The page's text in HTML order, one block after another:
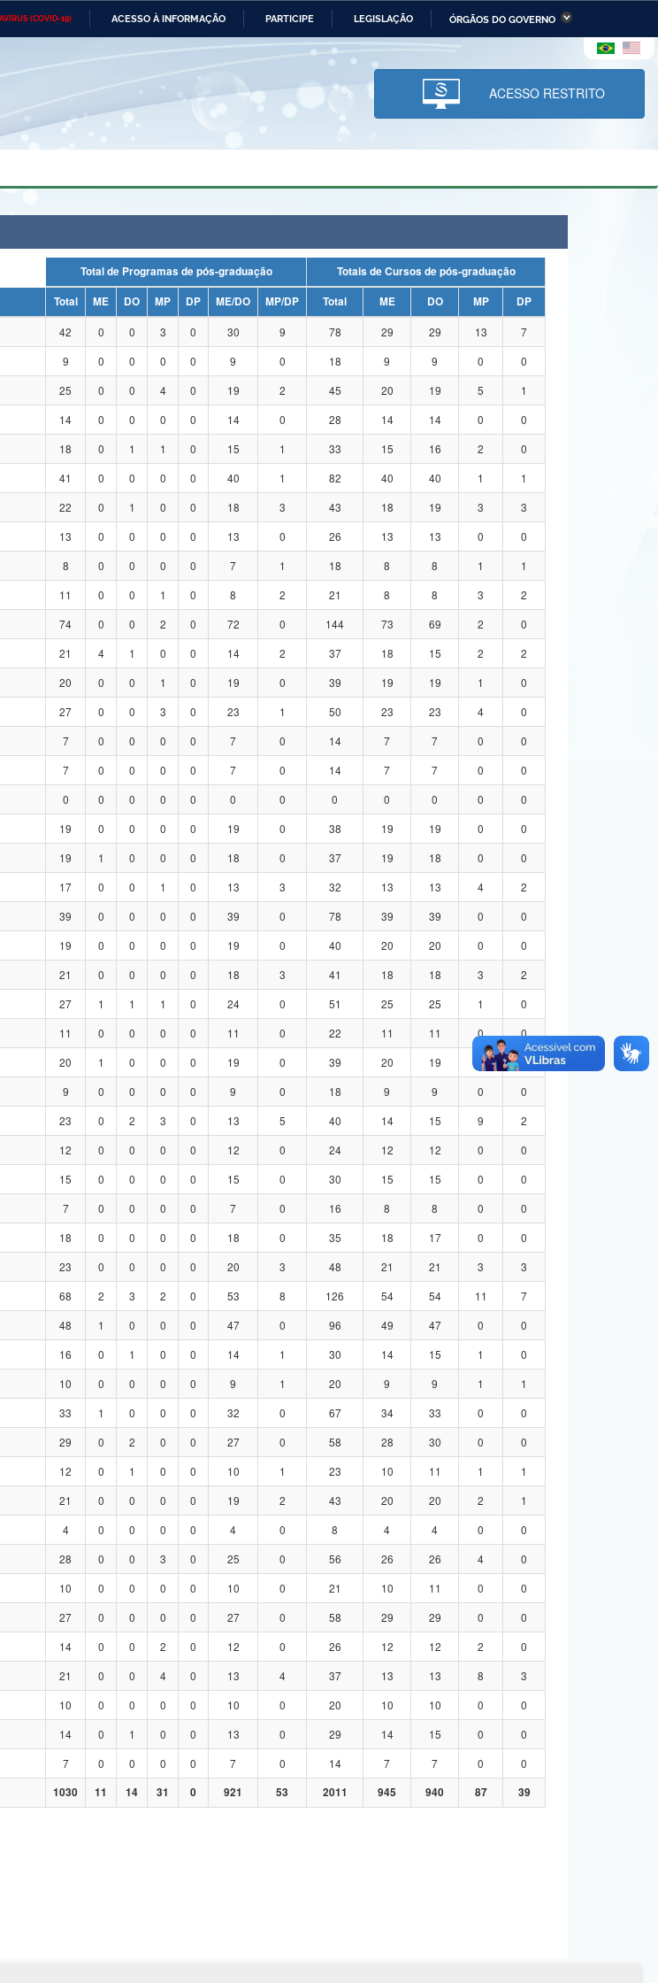
(COVID-19) ACESSO À INFORMAÇÃO PARTICIPE LEGISLAÇÃO ÓRGÃOS DO GOVERNO
Ministério das Relações Ministério da Economia Ministério da Infraestrutura
Ministério da Ciência,
Tecnologia, Inovações e
Comunicações
e dos Direitos Humanos
Banco Central do Brasil Planalto
ACESSO RESTRITO
Total de Programas de pós-graduação
Totais de Cursos de pós-graduação
Total ME DO MP DP ME/DO MP/DP Total ME DO MP
DP
42 0 0 3 0 30 9 78 29 29 13
7
9 0 0 0 0 9 0 18 9 9 0
0
25 0 0 4 0 19 2 45 20 19 5
1
14 0 0 0 0 14 0 28 14 14 0
0
18 0 1 1 0 15 1 33 15 16 2
0
41 0 0 0 0 40 1 82 40 40 1
1
22 0 1 0 0 18 3 43 18 19 3
3
13 0 0 0 0 13 0 26 13 13 0
0
8 0 0 0 0 7 1 18 8 8 1
1
11 0 0 1 0 8 2 21 8 8 3
2
74 0 0 2 0 72 0 144 73 69 2
0
21 4 1 0 0 14 2 37 18 15 2
2
20 0 0 1 0 19 0 39 19 19 1
0
27 0 0 3 0 23 1 50 23 23 4
0
7 0 0 0 0 7 0 14 7 7 0
0
7 0 0 0 0 7 0 14 7 7 0
0
0 0 0 0 0 0 0 0 0 0 0
0
19 0 0 0 0 19 0 38 19 19 0
0
19 1 0 0 0 18 0 37 19 18 0
0
17 0 0 1 0 13 3 32 13 13 4
2
39 0 0 0 0 39 0 78 39 39 0
0
19 0 0 0 0 19 0 40 20 20 0
0
21 0 0 0 0 18 3 41 18 18 3
2
27 1 1 1 0 24 0 51 25 25 1
0
11 0 0 0 0 11 0 22 11 11 0
0
20 1 0 0 0 19 0 39 20 19 0
0
9 0 0 0 0 9 0 18 9 9 0
0
23 0 2 3 0 13 5 40 14 15 9
2
12 0 0 0 0 12 0 24 12 12 0
0
15 0 0 0 0 15 0 30 15 15 0
0
7 0 0 0 0 7 0 16 8 8 0
0
18 0 0 0 0 18 0 35 18 17 0
0
23 0 0 0 0 20 3 48 21 21 3
3
68 2 3 2 0 53 8 126 54 54 11
7
48 1 0 0 0 47 0 96 49 47 0
0
16 0 1 0 0 14 1 30 14 15 1
0
10 0 0 0 0 9 1 20 9 9 1
1
33 1 0 0 0 32 0 67 34 33 0
0
29 0 2 0 0 27 0 58 28 30 0
0
12 0 1 0 0 10 1 23 10 11 1
1
21 0 0 0 0 19 2 43 20 20 2
1
4 0 0 0 0 4 0 8 4 4 0
0
28 0 0 3 0 25 0 56 26 26 4
0
10 0 0 0 0 10 0 21 10 11 0
0
27 0 0 0 0 27 0 58 29 29 0
0
14 0 0 2 0 12 0 26 12 12 2
0
21 0 0 4 0 13 4 37 13 13 8
3
10 0 0 0 0 10 0 20 10 10 0
0
14 0 1 0 0 13 0 29 14 15 0
0
7 0 0 0 0 7 0 14 7 7 0
0
1030 11 14 31 0 921 53 2011 945 940 87 39